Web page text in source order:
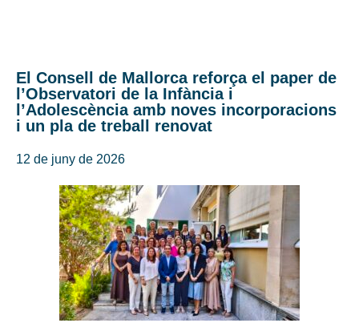
El Consell de Mallorca reforça el paper de
l’Observatori de la Infància i
l’Adolescència amb noves incorporacions
i un pla de treball renovat
12 de juny de 2026